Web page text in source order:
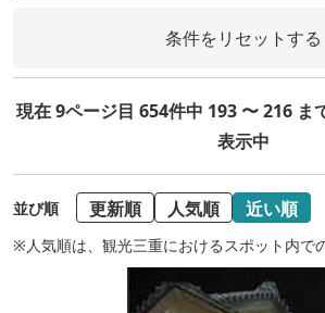
条件をリセットする
現在 9ページ目 654件中 193 〜 216 ま
表示中
並び順 更新順 人気順 近い順
※人気順は、観光三重におけるスポット内で